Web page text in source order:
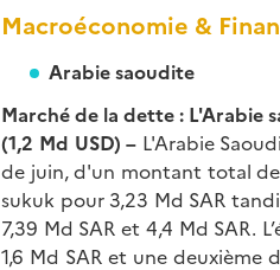
Macroéconomie &
Arabie saoudite
Marché de la dette : L'Arabie
(1,2 Md USD) –L'Arabie
de juin, d'un montant total de
sukuk pour 3,23 Md SAR
7,39 Md SAR et 4,4 Md SAR.
1,6 Md SAR et une deuxième